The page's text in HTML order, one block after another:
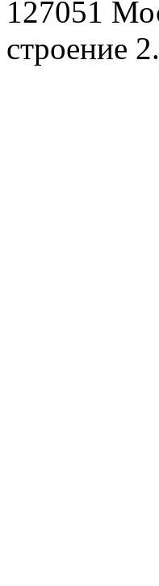
127051
строение 2.